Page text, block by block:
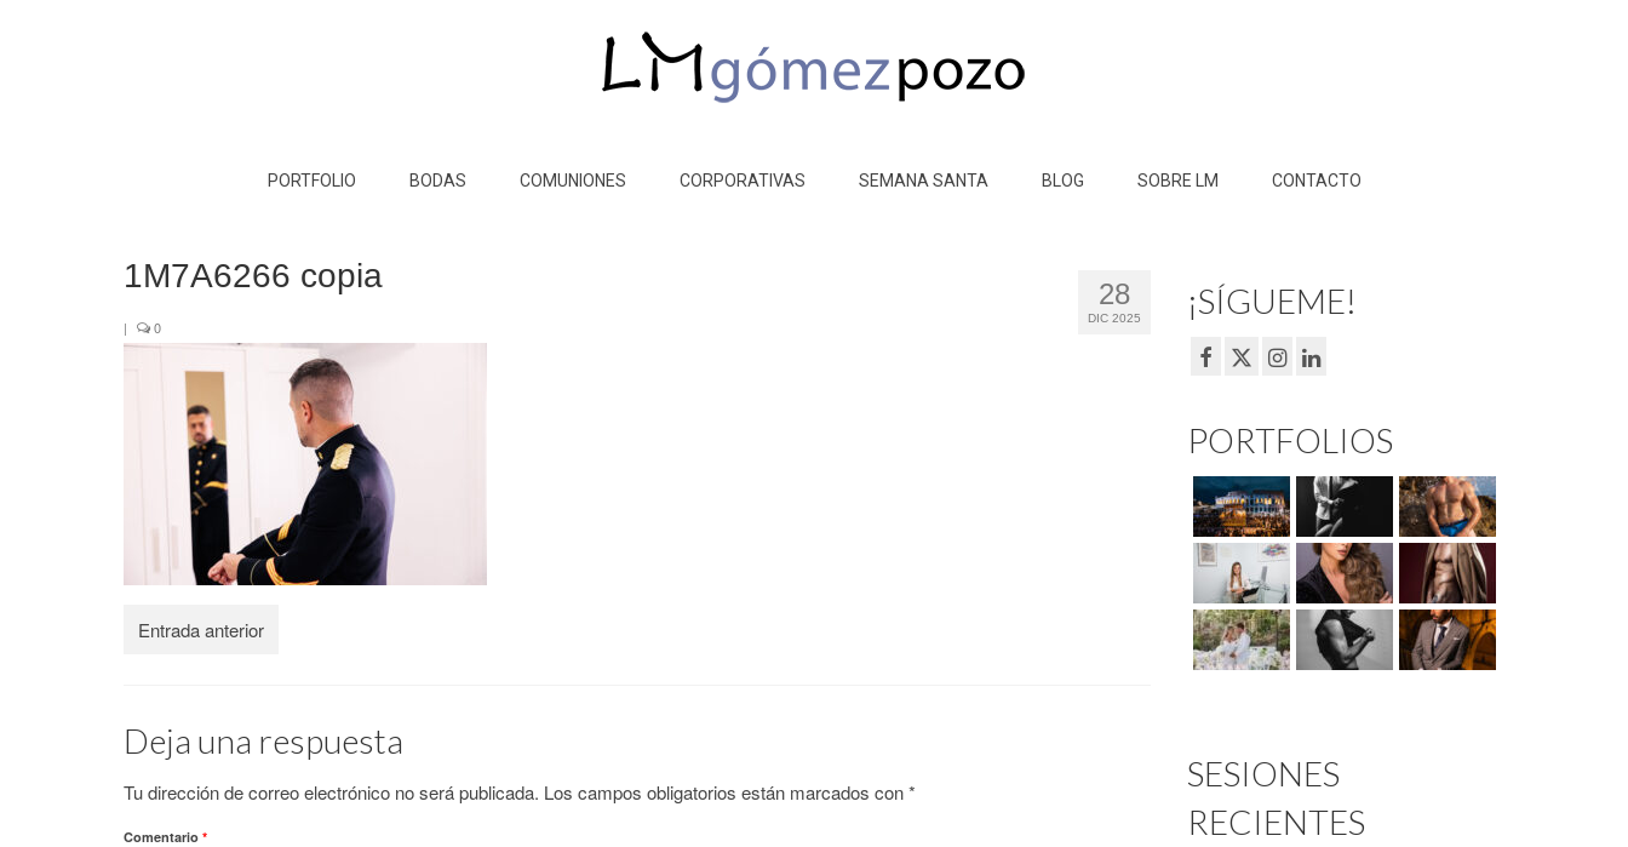
PORTFOLIO BODAS COMUNIONES CORPORATIVAS SEMANA SANTA BLOG SOBRE LM CONTACTO
28
DIC 2025
1M7A6266 copia
| 0
Entrada anterior
Deja una respuesta
Tu dirección de correo electrónico no será publicada. Los campos obligatorios están marcados con*
Comentario *
¡SÍGUEME!
PORTFOLIOS
SESIONES
RECIENTES